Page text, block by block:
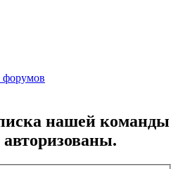
нашей команды